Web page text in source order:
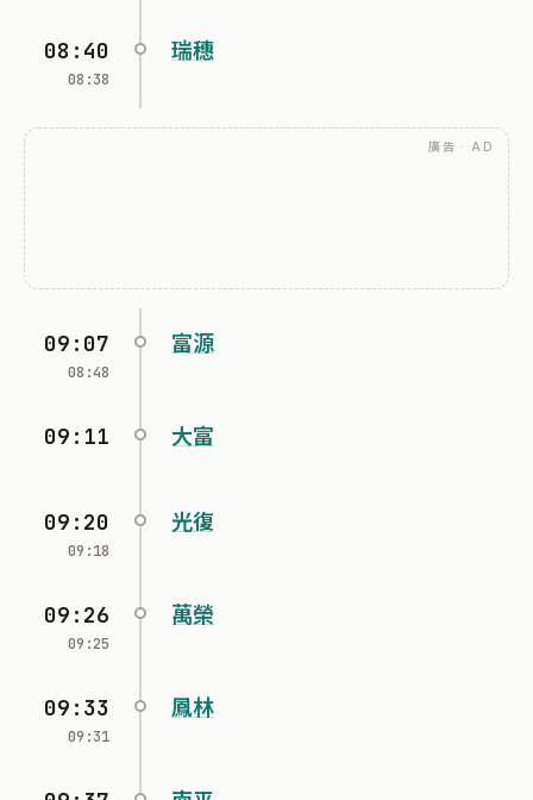
08:40
08:38
瑞穗
廣告 · AD
09:07
08:48
富源
09:11 大富
09:20
09:18
光復
09:26
09:25
萬榮
09:33
09:31
鳳林